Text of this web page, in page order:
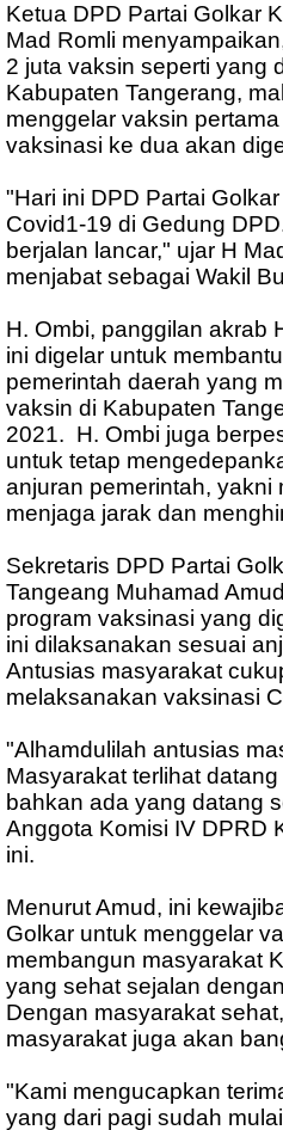
Ketua DPD Partai Golkar
Mad Romli
2 juta vaksin seperti yang
Kabupaten Tangerang,
menggelar vaksin
vaksinasi ke dua akan
"Hari ini DPD Partai
Covid1-19 di Gedung
berjalan lancar," ujar H
menjabat sebagai Wakil
H. Ombi, panggilan akrab
ini digelar untuk
pemerintah daerah yang
vaksin di Kabupaten
2021. H. Ombi juga
untuk tetap
anjuran pemerintah, yakni
menjaga jarak dan
Sekretaris DPD Partai
Tangeang Muhamad
program vaksinasi yang
ini dilaksanakan sesuai
Antusias masyarakat
melaksanakan vaksinasi
"Alhamdulilah antusias
Masyarakat terlihat
bahkan ada yang datang
Anggota Komisi IV DPRD
ini.
Menurut Amud, ini
Golkar untuk menggelar
membangun masyarakat
yang sehat sejalan
Dengan masyarakat
masyarakat juga akan
"Kami mengucapkan
yang dari pagi sudah